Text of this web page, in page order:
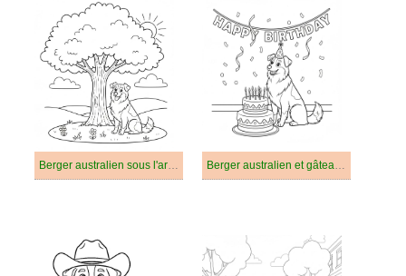
Berger australien sous l'arbre Berger australien et gâteau d'anniversaire